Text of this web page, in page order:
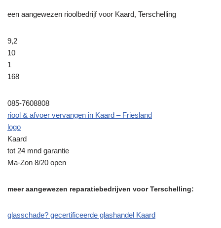
een aangewezen rioolbedrijf voor Kaard, Terschelling
9,2
10
1
168
085-7608808
riool & afvoer vervangen in Kaard – Friesland
logo
Kaard
tot 24 mnd garantie
Ma-Zon 8/20 open
meer aangewezen reparatiebedrijven voor Terschelling:
glasschade? gecertificeerde glashandel Kaard